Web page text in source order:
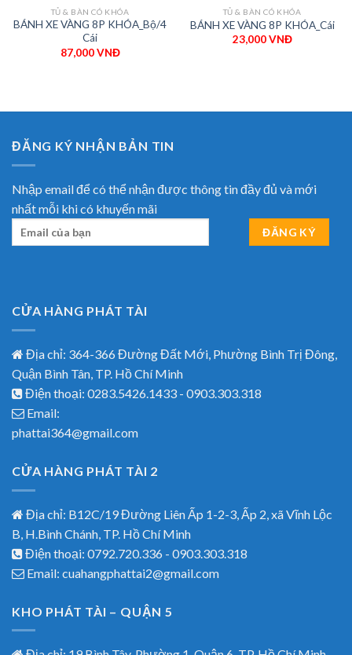
TỦ & BÀN CÓ KHÓA
BÁNH XE VÀNG 8P KHÓA_Bộ/4
Cái
87,000VNĐ
TỦ & BÀN CÓ KHÓA
BÁNH XE VÀNG 8P KHÓA_Cái
23,000VNĐ
ĐĂNG KÝ NHẬN BẢN TIN
Nhập email để có thể nhận được thông tin đầy đủ và mới
nhất mỗi khi có khuyến mãi
CỬA HÀNG PHÁT TÀI
Địa chỉ: 364-366 Đường Đất Mới, Phường Bình Trị Đông,
Quận Bình Tân, TP. Hồ Chí Minh
Điện thoại: 0283.5426.1433 - 0903.303.318
Email:
phattai364@gmail.com
CỬA HÀNG PHÁT TÀI 2
Địa chỉ: B12C/19 Đường Liên Ấp 1-2-3, Ấp 2, xã Vĩnh Lộc
B, H.Bình Chánh, TP. Hồ Chí Minh
Điện thoại: 0792.720.336 - 0903.303.318
Email: cuahangphattai2@gmail.com
KHO PHÁT TÀI – QUẬN 5